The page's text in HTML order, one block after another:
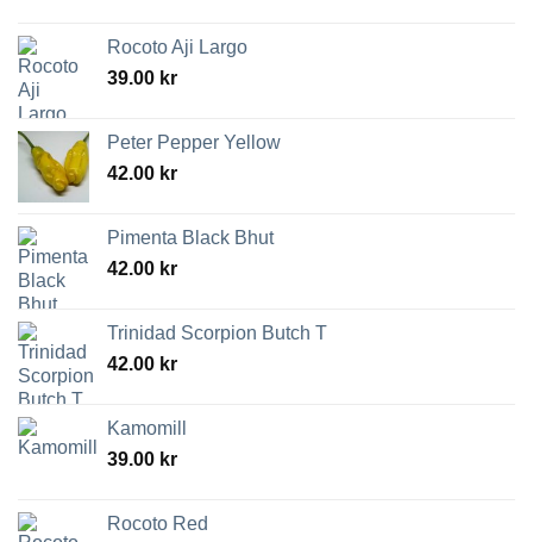
Rocoto Aji Largo
39.00 kr
Peter Pepper Yellow
42.00 kr
Pimenta Black Bhut
42.00 kr
Trinidad Scorpion Butch T
42.00 kr
Kamomill
39.00 kr
Rocoto Red